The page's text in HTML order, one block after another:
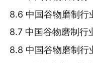
8.6 中国谷物磨制行
8.7 中国谷物磨制行
8.8 中国谷物磨制行